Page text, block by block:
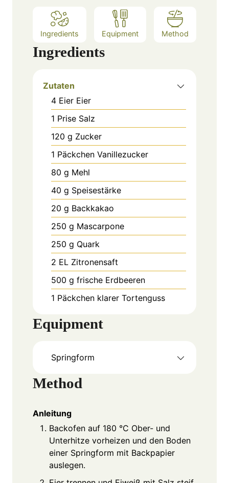
Ingredients Equipment Method
Ingredients
Zutaten
4 Eier Eier
1 Prise Salz
120 g Zucker
1 Päckchen Vanillezucker
80 g Mehl
40 g Speisestärke
20 g Backkakao
250 g Mascarpone
250 g Quark
2 EL Zitronensaft
500 g frische Erdbeeren
1 Päckchen klarer Tortenguss
Equipment
Springform
Method
Anleitung
Backofen auf 180 °C Ober- und
Unterhitze vorheizen und den Boden
einer Springform mit Backpapier
auslegen.